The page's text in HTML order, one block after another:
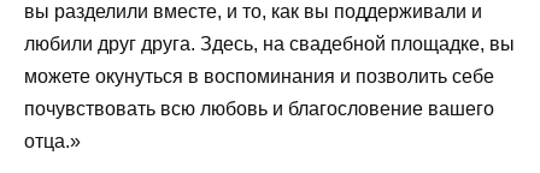
вы разделили вместе, и то, как вы поддерживали и
любили друг друга. Здесь, на свадебной площадке, вы
можете окунуться в воспоминания и позволить себе
почувствовать всю любовь и благословение вашего
отца.»